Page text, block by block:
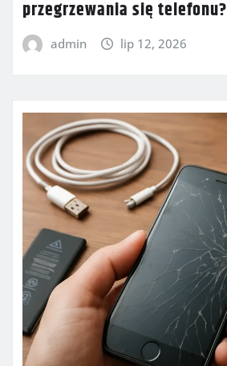
przegrzewania się telefonu?
admin lip 12, 2026